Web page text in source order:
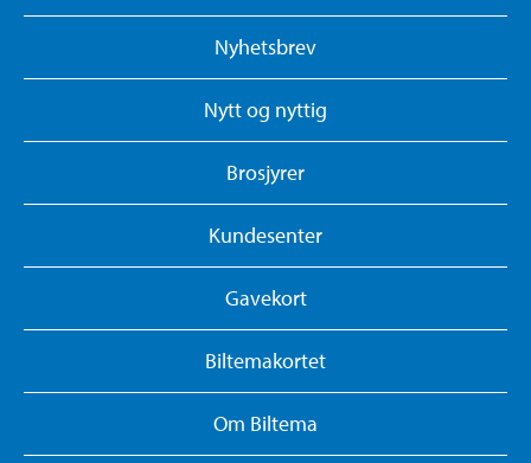
Nyhetsbrev
Nytt og nyttig
Brosjyrer
Kundesenter
Gavekort
Biltemakortet
Om Biltema